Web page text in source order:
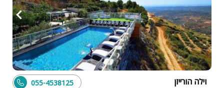
וילה הורייזן 055-4538125